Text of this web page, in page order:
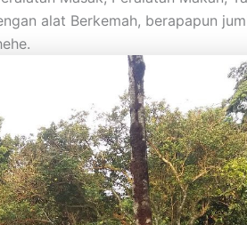
alat Berkemah, berapapun